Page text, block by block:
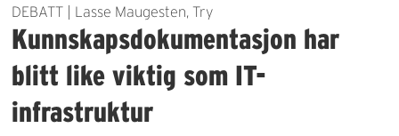
DEBATT | Lasse Maugesten, Try
Kunnskapsdokumentasjon har
blitt like viktig som IT-
infrastruktur